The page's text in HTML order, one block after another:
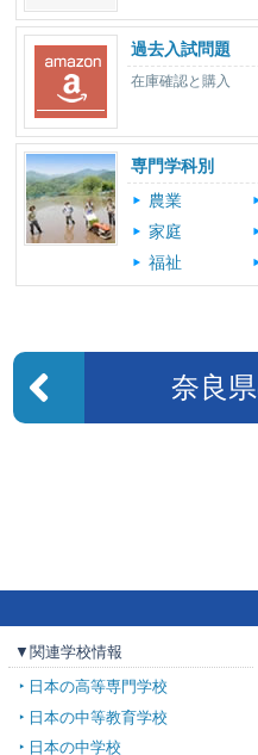
過去入試問題
在庫確認と購入
専門学科別
農業
家庭
福祉
奈良
▼関連学校情報
日本の高等専門学校
日本の中等教育学校
日本の中学校